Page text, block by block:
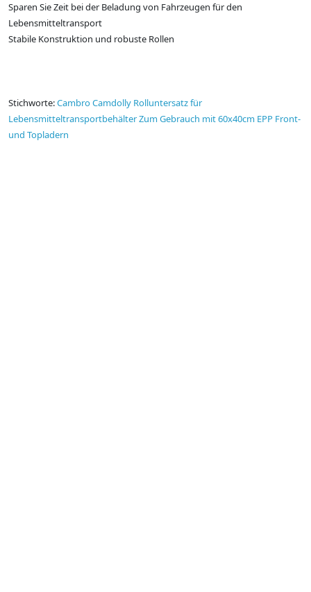
Sparen Sie Zeit bei der Beladung von Fahrzeugen für den
Lebensmitteltransport
Stabile Konstruktion und robuste Rollen
Stichworte:Cambro Camdolly Rolluntersatz für
Lebensmitteltransportbehälter Zum Gebrauch mit 60x40cm EPP Front-
und Topladern